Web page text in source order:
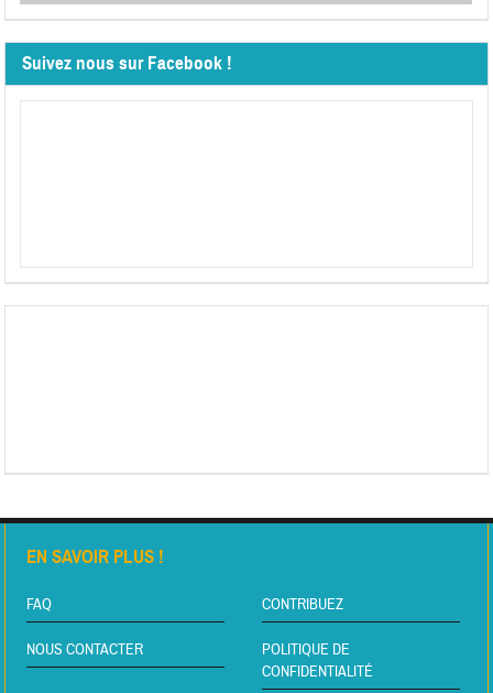
Suivez nous sur Facebook !
EN SAVOIR PLUS !
FAQ CONTRIBUEZ
NOUS CONTACTER
POLITIQUE DE
CONFIDENTIALITÉ